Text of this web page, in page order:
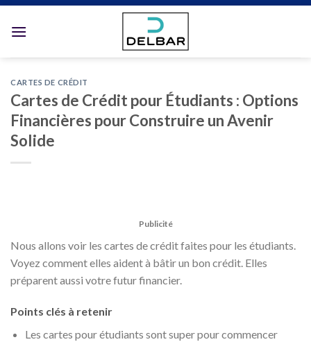
CARTES DE CRÉDIT
Cartes de Crédit pour Étudiants : Options
Financières pour Construire un Avenir
Solide
Publicité
Nous allons voir les cartes de crédit faites pour les étudiants.
Voyez comment elles aident à bâtir un bon crédit. Elles
préparent aussi votre futur financier.
Points clés à retenir
Les cartes pour étudiants sont super pour commencer